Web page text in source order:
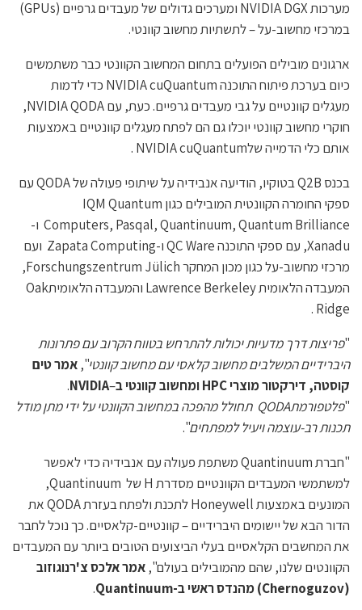
מערכותNVIDIA DGX ומערכים גדולים של מעבדים גרפיים (GPUs)
במרכזי מחשוב-על – לתשתיות מחשוב קוונטי.
ארגונים מובילים הפועלים בתחום המחשוב הקוונטי כבר משתמשים
כיום בערכת פיתוח התוכנהNVIDIA cuQuantum כדי לדמות
מעגלים קוונטיים על גבי מעבדים גרפיים. כעת, עם NVIDIA QODA,
חוקרי מחשוב קוונטי יוכלו גם הם לפתח מעגלים קוונטיים באמצעות
אותם כלי הדמייה שלNVIDIA cuQuantum
.
בכנס Q2Bבטוקיו, הודיעהאנבידיה על שיתופי פעולה שלQODAעם
ספקי החומרה הקוונטית המובילים כגון
IQM Quantum
Computers, Pasqal, Quantinuum, Quantum Brilliance ו-
Xanadu, עם ספקי התוכנה
QC Wareו-Zapata Computing
ועם
מרכזי מחשוב-על כגון מכון המחקר Forschungszentrum Jülich,
המעבדה הלאומית Lawrence
Berkeley והמעבדה הלאומיתOak
Ridge .
"פריצות דרך מדעיות יכולות להתרחש בטווח הקרוב עם פתרונות
היברידיים המשלבים מחשוב קלאסי עם מחשוב קוונטי", אמר טים
קוסטה, דירקטור מוצריHPCומחשוב קוונטי ב–
NVIDIA
.
"פלטפורמתQODA תחולל מהפכה במחשוב הקוונטי על ידי מתן מודל
תכנות רב-עוצמה ויעיל למפתחים".
"חברתQuantinuumמשתפת פעולה עם אנבידיה כדי לאפשר
למשתמשי המעבדים הקוונטיים מסדרת H של
Quantinuum,
המונעים באמצעותHoneywellלתכנת ולפתח בעזרתQODAאת
הדור הבא של יישומים היברידיים – קוונטיים-קלאסיים. כך נוכל לחבר
את המחשבים הקלאסיים בעלי הביצועים הטובים ביותר עם המעבדים
הקוונטים שלנו, שהם מהמובילים בעולם", אמר אלכס צ'רנוגוזוב
(Chernoguzov) מהנדס ראשי ב-Quantinuum
.